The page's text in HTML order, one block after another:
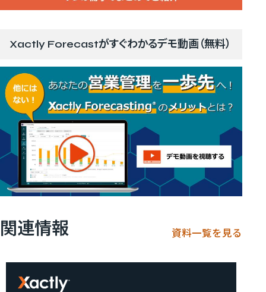
Xactly Forecastがすぐわかるデモ動画（無料）
関連情報 資料一覧を見る